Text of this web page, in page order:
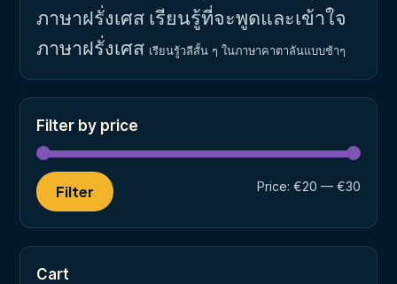
ภาษาฝรั่งเศส เรียนรู้ที่จะพูดและเข้าใจ
ภาษาฝรั่งเศส เรียนรู้วลีสั้น ๆ ในภาษาคาตาลันแบบช้าๆ
Filter by price
Filter Price: €20 — €30
Cart